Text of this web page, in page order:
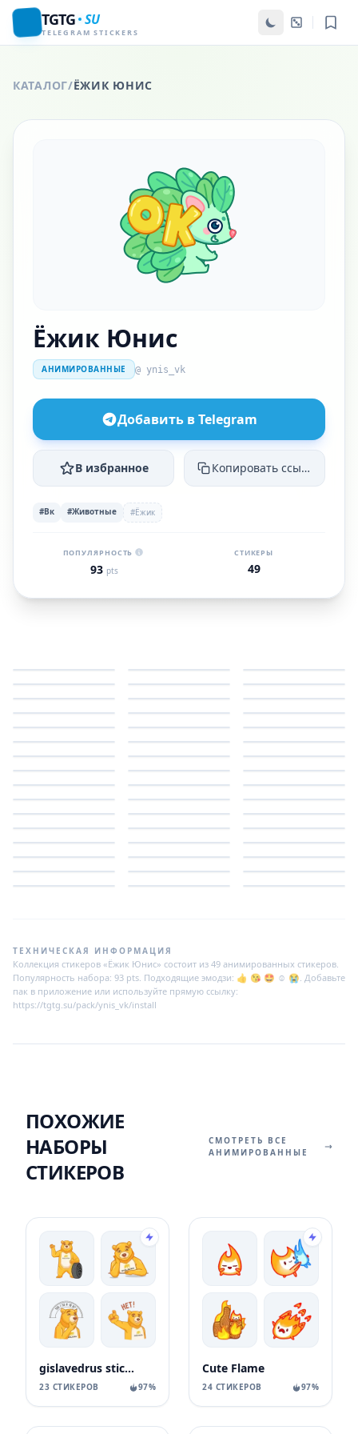
TGTG SU
TELEGRAM STICKERS
КАТАЛОГ/ЁЖИК ЮНИС
Ёжик Юнис
АНИМИРОВАННЫЕ @ ynis_vk
Добавить в Telegram
В избранное Копировать ссылку
#Вк #Животные #Ёжик
ПОПУЛЯРНОСТЬ
93 pts
СТИКЕРЫ
49
ТЕХНИЧЕСКАЯ ИНФОРМАЦИЯ
Коллекция стикеров «Ёжик Юнис» состоит из 49 анимированных стикеров.
Популярность набора: 93 pts. Подходящие эмодзи: 👍 😘 🤩 ☺️ 😭. Добавьте
пак в приложение или используйте прямую ссылку:
https://tgtg.su/pack/ynis_vk/install
ПОХОЖИЕ
НАБОРЫ
СТИКЕРОВ
СМОТРЕТЬ ВСЕ
АНИМИРОВАННЫЕ
gislavedrus stickers
23 СТИКЕРОВ 97%
Cute Flame
24 СТИКЕРОВ 97%